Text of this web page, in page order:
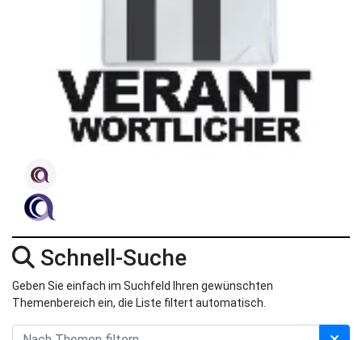
Schnell-Suche
Geben Sie einfach im Suchfeld Ihren gewünschten
Themenbereich ein, die Liste filtert automatisch.